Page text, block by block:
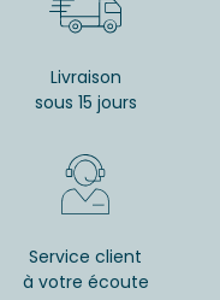
Livraison
sous 15 jours
Service client
à votre écoute